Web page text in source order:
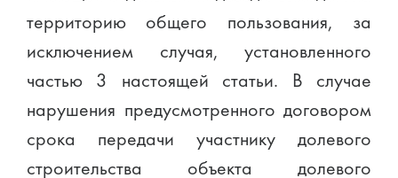
территорию общего пользования, за
исключением случая, установленного
частью 3 настоящей статьи. В случае
нарушения предусмотренного договором
срока передачи участнику долевого
строительства объекта долевого